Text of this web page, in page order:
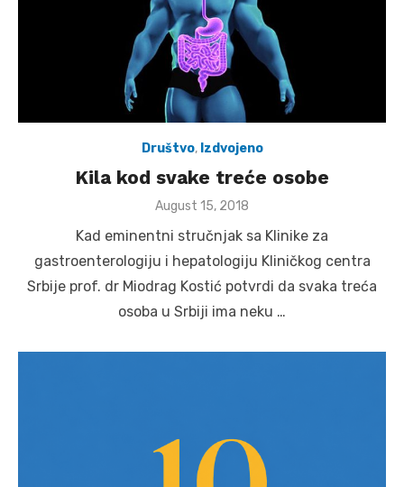
Društvo, Izdvojeno
Kila kod svake treće osobe
Posted
August 15, 2018
Kad eminentni stručnjak sa Klinike za
gastroenterologiju i hepatologiju Kliničkog centra
Srbije prof. dr Miodrag Kostić potvrdi da svaka treća
osoba u Srbiji ima neku …